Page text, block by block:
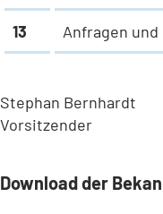
13 Anfragen
Stephan Bernhardt
Vorsitzender
Download der